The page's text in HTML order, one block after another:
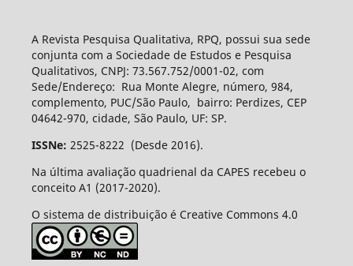
A Revista Pesquisa Qualitativa, RPQ, possui sua sede
conjunta com a Sociedade de Estudos e Pesquisa
Qualitativos, CNPJ: 73.567.752/0001-02, com
Sede/Endereço: Rua Monte Alegre, número, 984,
complemento, PUC/São Paulo, bairro: Perdizes, CEP
04642-970, cidade, São Paulo, UF: SP.
ISSNe: 2525-8222 (Desde 2016).
Na última avaliação quadrienal da CAPES recebeu o
conceito A1 (2017-2020).
O sistema de distribuição é Creative Commons 4.0